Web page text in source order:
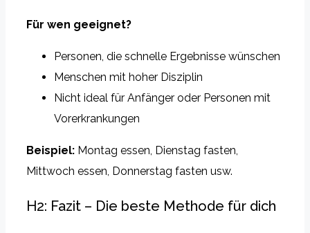
Für wen geeignet?
Personen, die schnelle Ergebnisse wünschen
Menschen mit hoher Disziplin
Nicht ideal für Anfänger oder Personen mit
Vorerkrankungen
Beispiel: Montag essen, Dienstag fasten,
Mittwoch essen, Donnerstag fasten usw.
H2: Fazit – Die beste Methode für dich